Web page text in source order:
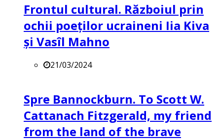
Frontul cultural. Războiul prin
ochii poeților ucraineni Iia Kiva
și Vasîl Mahno
21/03/2024
Spre Bannockburn. To Scott W.
Cattanach Fitzgerald, my friend
from the land of the brave